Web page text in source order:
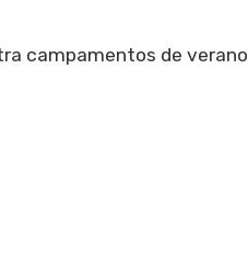
campamentos de verano